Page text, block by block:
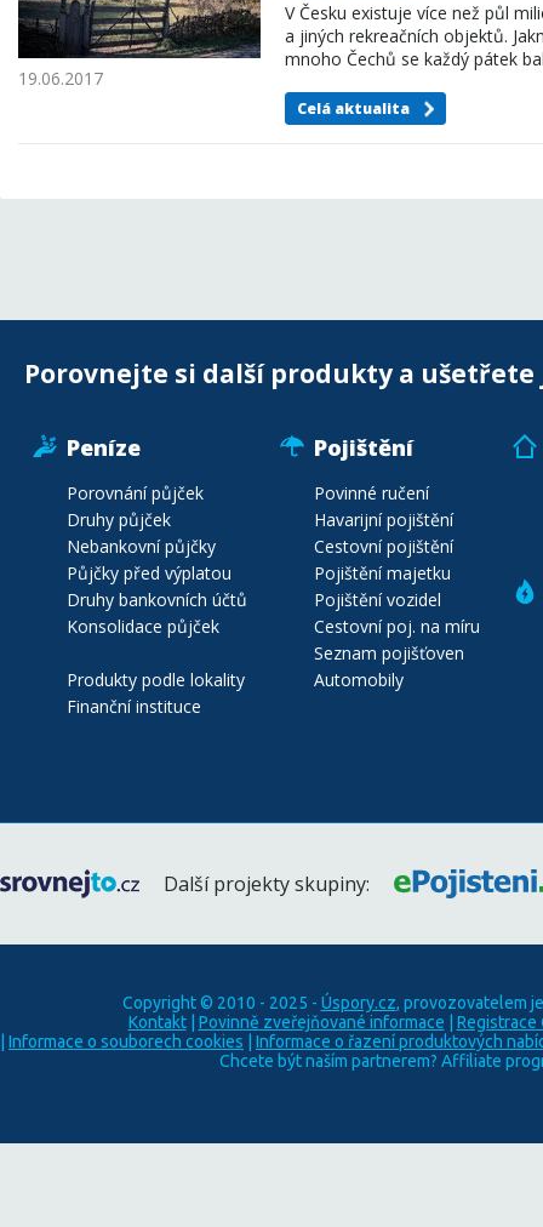
19.06.2017
V Česku existuje více než půl
a jiných rekreačních objektů.
mnoho Čechů se každý pátek
Celá aktualita
Porovnejte si další produkty a ušetřete
Peníze
Porovnání půjček
Druhy půjček
Nebankovní půjčky
Půjčky před výplatou
Druhy bankovních účtů
Konsolidace půjček
Produkty podle lokality
Finanční instituce
Pojištění
Povinné ručení
Havarijní pojištění
Cestovní pojištění
Pojištění majetku
Pojištění vozidel
Cestovní poj. na míru
Seznam pojišťoven
Automobily
Další projekty skupiny:
Copyright © 2010 - 2025 - Úspory.cz, provozovatelem
Kontakt| Povinně zveřejňované informace
Registrace
Informace o souborech cookies
Informace o řazení produktových
Chcete být naším partnerem? Affiliate